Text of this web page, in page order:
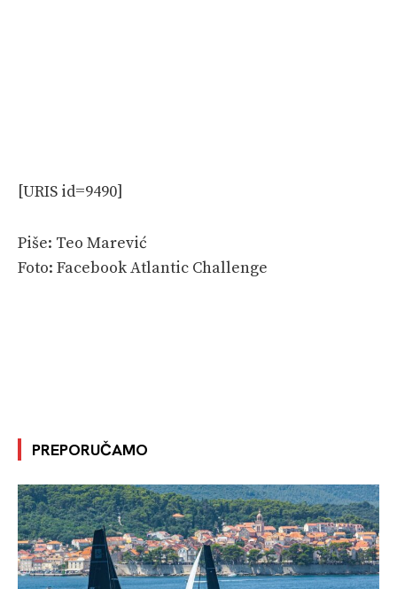
[URIS id=9490]
Piše: Teo Marević
Foto: Facebook Atlantic Challenge
PREPORUČAMO